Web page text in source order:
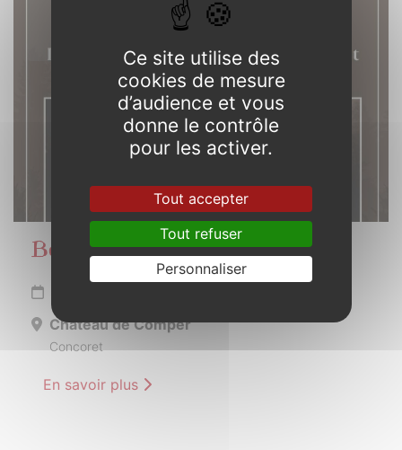
Beltaine en Brocéliande
Château de Comper
Concoret
En savoir plus
Ce site utilise des
cookies de mesure
d’audience et vous
donne le contrôle
pour les activer.
Tout accepter
Tout refuser
Personnaliser